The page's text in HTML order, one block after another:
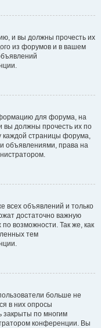
и вы должны прочесть их
из форумов и в вашем
для форума, на
вы должны прочесть их по
каждой страницы форума,
объявлениями, права на
всех объявлений и только
достаточно важную
возможности. Так же, как
тем
больше не
в них опросы
закрыты по многим
конференции. Вы